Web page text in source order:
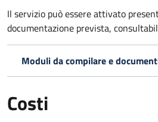
Il servizio può essere attivato
documentazione prevista,
Moduli da compilare e
Costi